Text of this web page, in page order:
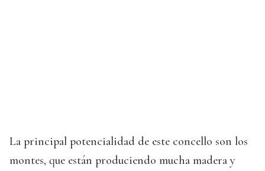
La principal potencialidad de este concello son los
montes, que están produciendo mucha madera y